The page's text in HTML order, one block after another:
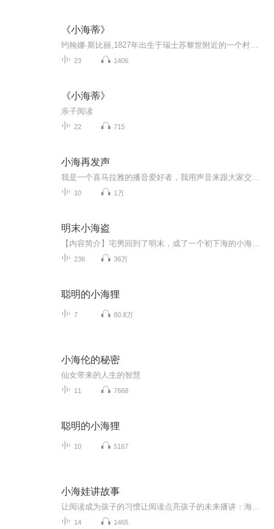
《小海蒂》
23 1406
《小海蒂》
亲子阅读
22 715
小海再发声
10 1万
明末小海盗
236 36万
聪明的小海狸
7 80.8万
小海伦的秘密
仙女带来的人生的智慧
11 7668
聪明的小海狸
10 5167
小海娃讲故事
14 1465